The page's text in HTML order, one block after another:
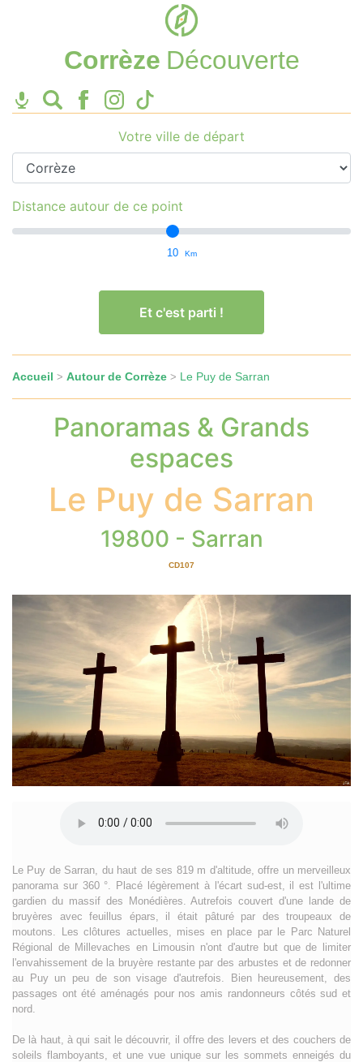
Corrèze Découverte
Votre ville de départ
Distance autour de ce point
10 Km
Et c'est parti !
Accueil > Autour de Corrèze > Le Puy de Sarran
Panoramas & Grands
espaces
Le Puy de Sarran
19800 - Sarran
CD107
Le Puy de Sarran, du haut de ses 819 m d'altitude, offre un merveilleux
panorama sur 360 °. Placé légèrement à l'écart sud-est, il est l'ultime
gardien du massif des Monédières. Autrefois couvert d'une lande de
bruyères avec feuillus épars, il était pâturé par des troupeaux de
moutons. Les clôtures actuelles, mises en place par le Parc Naturel
Régional de Millevaches en Limousin n'ont d'autre but que de limiter
l'envahissement de la bruyère restante par des arbustes et de redonner
au Puy un peu de son visage d'autrefois. Bien heureusement, des
passages ont été aménagés pour nos amis randonneurs côtés sud et
nord.
De là haut, à qui sait le découvrir, il offre des levers et des couchers de
soleils flamboyants, et une vue unique sur les sommets enneigés du